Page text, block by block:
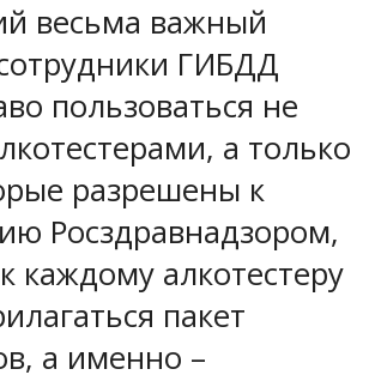
весьма важный
ГИБДД
пользоваться не
а только
разрешены к
Росздравнадзором,
каждому алкотестеру
пакет
а именно –